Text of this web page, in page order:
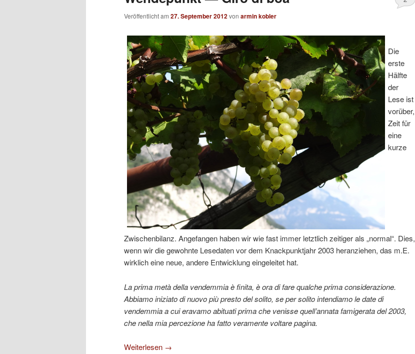
Veröffentlicht am 27. September 2012von armin kobler
Die
erste
Hälfte
der
Lese ist
vorüber,
Zeit für
eine
kurze
Zwischenbilanz. Angefangen haben wir wie fast immer letztlich zeitiger als „normal“. Dies,
wenn wir die gewohnte Lesedaten vor dem Knackpunktjahr 2003 heranziehen, das m.E.
wirklich eine neue, andere Entwicklung eingeleitet hat.
La prima metà della vendemmia è finita, è ora di fare qualche prima considerazione.
Abbiamo iniziato di nuovo più presto del solito, se per solito intendiamo le date di
vendemmia a cui eravamo abituati prima che venisse quell’annata famigerata del 2003,
che nella mia percezione ha fatto veramente voltare pagina.
Weiterlesen →